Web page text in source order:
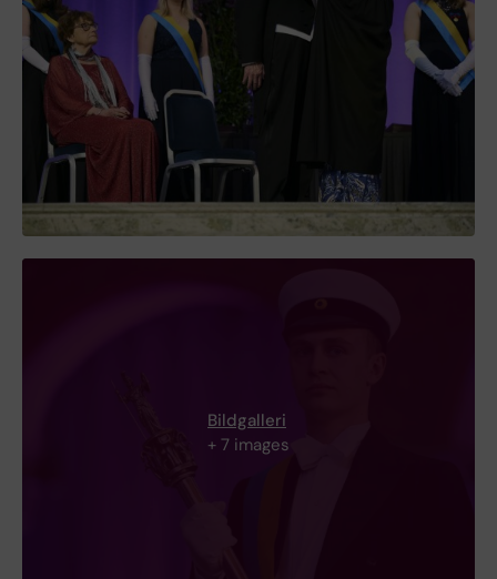
Bildgalleri
+ 7 images